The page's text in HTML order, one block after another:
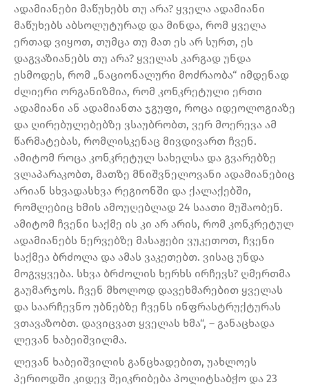
ადამიანები მაწუხებს თუ არა? ყველა ადამიანი
მაწუხებს აბსოლუტურად და მინდა, რომ ყველა
ერთად ვიყოთ, თუმცა თუ მათ ეს არ სურთ, ეს
დაგვაზიანებს თუ არა? ყველას კარგად უნდა
ესმოდეს, რომ „ნაციონალური მოძრაობა“ იმდენად
ძლიერი ორგანიზმია, რომ კონკრეტული ერთი
ადამიანი ან ადამიანთა ჯგუფი, როცა იდეოლოგიაზე
და ღირებულებებზე ვსაუბრობთ, ვერ მოერევა ამ
წარმატებას, რომლისკენაც მივდივართ ჩვენ.
ამიტომ როცა კონკრეტულ სახელსა და გვარებზე
ვლაპარაკობთ, მათზე მნიშვნელოვანი ადამიანებიც
არიან სხვადასხვა რეგიონში და ქალაქებში,
რომლებიც ხმის ამოუღებლად 24 საათი მუშაობენ.
ამიტომ ჩვენი საქმე ის კი არ არის, რომ კონკრეტულ
ადამიანებს ნერვებზე მასაჟები ვუკეთოთ, ჩვენი
საქმეა ბრძოლა და ამას ვაკეთებთ. ვისაც უნდა
მოგვყვება. სხვა ბრძოლის ხერხს ირჩევს? ღმერთმა
გაუმარჯოს. ჩვენ მხოლოდ დავეხმარებით ყველას
და საარჩევნო უბნებზე ჩვენს ინფრასტრუქტურას
ვთავაზობთ. დავიცვათ ყველას ხმა“, – განაცხადა
ლევან ხაბეიშვილმა.
ლევან ხაბეიშვილის განცხადებით, უახლოეს
პერიოდში კიდევ შეიკრიბება პოლიტსაბჭო და 23